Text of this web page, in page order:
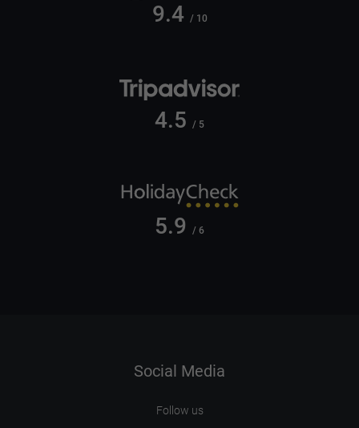
9.4 / 10
4.5 / 5
5.9 / 6
Social Media
Follow us